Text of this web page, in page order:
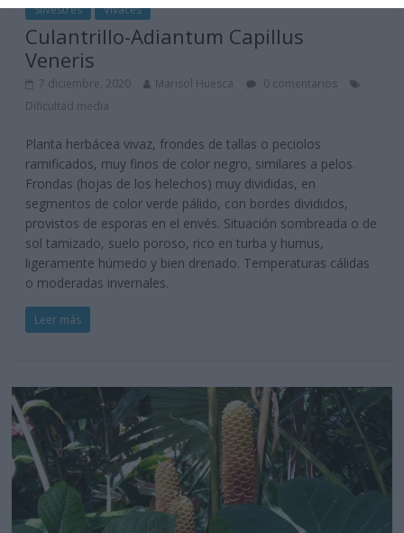
Silvestres Vivaces
Culantrillo-Adiantum Capillus
Veneris
7 diciembre, 2020 Marisol Huesca
0 comentarios
Dificultad media
Planta herbácea vivaz, frondes de tallas o peciolos
ramificados, muy finos de color negro, similares a pelos.
Frondas (hojas de los helechos) muy divididas, en
segmentos de color verde pálido, con bordes divididos,
provistos de esporas en el envés. Situación sombreada o de
sol tamizado, suelo poroso, rico en turba y humus,
ligeramente húmedo y bien drenado. Temperaturas cálidas
o moderadas invernales.
Leer más